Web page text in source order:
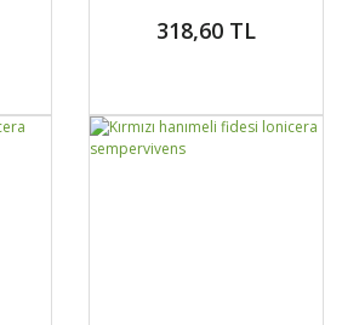
Belgica
318,60 TL